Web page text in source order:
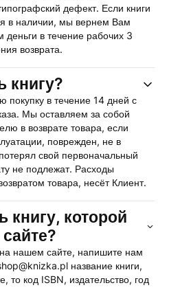
дефект. Если книги
в наличии, мы вернем Вам
в течение рабочих 3
возврата.
книгу?
покупку в течение 14 дней с
Мы оставляем за собой
в возврате товара, если
поврежден, не в
свой первоначальный
не подлежат. Расходы
товара, несёт Клиент.
книгу, которой
нашем сайте, напишите нам
название книги,
то код ISBN, издательство, год